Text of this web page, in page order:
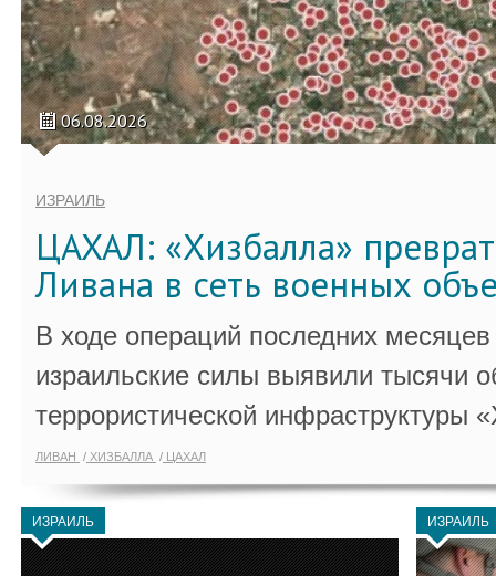
06.08.2026
ИЗРАИЛЬ
ЦАХАЛ: «Хизбалла»
Ливана в сеть военных
В ходе операций последних
израильские силы выявили тысячи
террористической инфраструктуры
ЛИВАН ХИЗБАЛЛА ЦАХАЛ
ИЗРАИЛЬ ИЗРАИЛЬ